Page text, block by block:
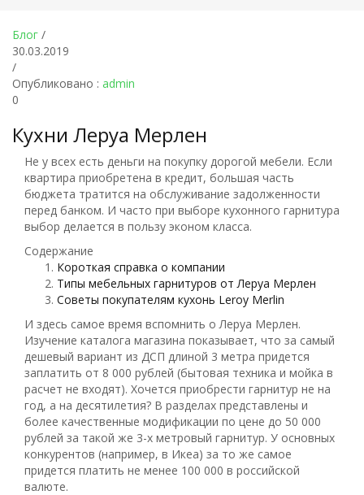
Блог /
30.03.2019
/
Опубликовано : admin
0
Кухни Леруа Мерлен
Не у всех есть деньги на покупку дорогой мебели. Если
квартира приобретена в кредит, большая часть
бюджета тратится на обслуживание задолженности
перед банком. И часто при выборе кухонного гарнитура
выбор делается в пользу эконом класса.
Содержание
Короткая справка о компании
Типы мебельных гарнитуров от Леруа Мерлен
Советы покупателям кухонь Leroy Merlin
И здесь самое время вспомнить о Леруа Мерлен.
Изучение каталога магазина показывает, что за самый
дешевый вариант из ДСП длиной 3 метра придется
заплатить от 8 000 рублей (бытовая техника и мойка в
расчет не входят). Хочется приобрести гарнитур не на
год, а на десятилетия? В разделах представлены и
более качественные модификации по цене до 50 000
рублей за такой же 3-х метровый гарнитур. У основных
конкурентов (например, в Икеа) за то же самое
придется платить не менее 100 000 в российской
валюте.